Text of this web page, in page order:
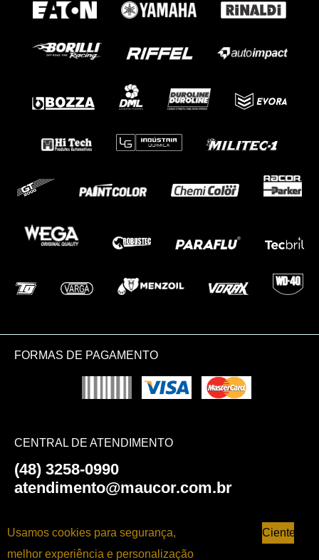
FORMAS DE PAGAMENTO
CENTRAL DE ATENDIMENTO
(48) 3258-0990
atendimento@maucor.com.br
AJUDA E SUPORTE
Catálogos de Produtos
Usamos cookies para segurança,
melhor experiência e personalização
Ciente